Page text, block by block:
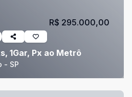
1Gar, Px ao Metrô
- SP
R$ 295.000,00